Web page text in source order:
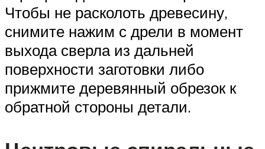
Чтобы не расколоть древесину,
снимите нажим с дрели в момент
выхода сверла из дальней
поверхности заготовки либо
прижмите деревянный обрезок к
обратной стороны детали.